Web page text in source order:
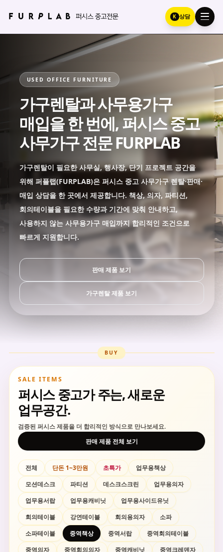
K 상담
USED OFFICE FURNITURE
가구렌탈과 사무용가구
매입을 한 번에, 퍼시스 중고
사무가구 전문 FURPLAB
가구렌탈이 필요한 사무실, 행사장, 단기 프로젝트 공간을
위해 퍼플랩(FURPLAB)은 퍼시스 중고 사무가구 렌탈·판매·
매입 상담을 한 곳에서 제공합니다. 책상, 의자, 파티션,
회의테이블을 필요한 수량과 기간에 맞춰 안내하고,
사용하지 않는 사무용가구 매입까지 합리적인 조건으로
빠르게 지원합니다.
판매 제품 보기
가구렌탈 제품 보기
BUY
SALE ITEMS
퍼시스 중고가 주는, 새로운
업무공간.
검증된 퍼시스 제품을 더 합리적인 방식으로 만나보세요.
판매 제품 전체 보기
전체 단돈 1~3만원 초특가
업무용책상
모션데스크
파티션 데스크스크린
업무용의자
업무용서랍
업무용캐비닛
업무용사이드유닛
회의테이블
강연테이블 회의용의자
소파
소파테이블
중역책상 중역서랍
중역회의테이블
중역의자
중역회의의자 중역캐비닛
중역크레덴자